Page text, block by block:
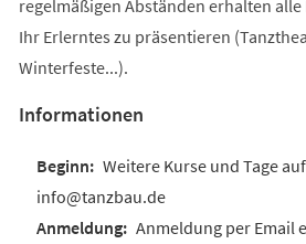
regelmäßigen Abständen erhalten
Ihr Erlerntes zu präsentieren
Winterfeste...).
Informationen
Weitere Kurse und Tage
info@tanzbau.de
Anmeldung per Email